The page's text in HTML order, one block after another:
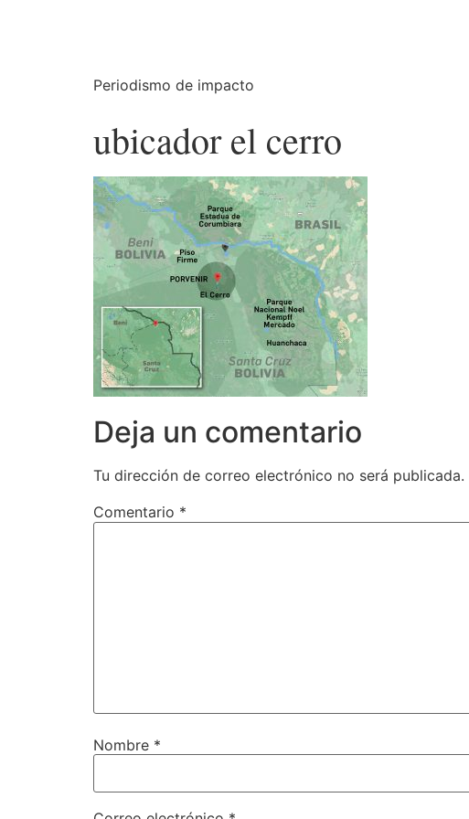
Periodismo de impacto
ubicador el cerro
Deja un comentario
Tu dirección de correo electrónico no será publicada.
Comentario *
Nombre *